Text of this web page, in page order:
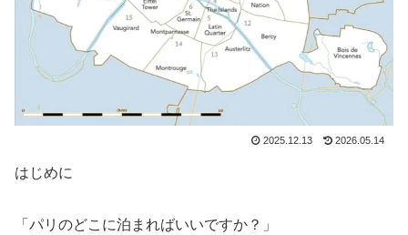
2025.12.13 2026.05.14
はじめに
「パリのどこに泊まればいいですか？」